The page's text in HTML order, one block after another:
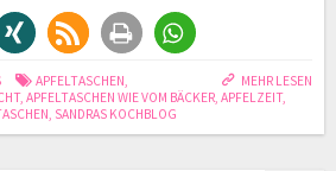
MEHR LESEN
APFELTASCHEN,
, APFELTASCHEN WIE VOM BÄCKER, APFELZEIT,
, SANDRAS KOCHBLOG